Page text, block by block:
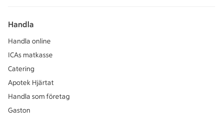
Handla
Handla online
ICAs matkasse
Catering
Apotek Hjärtat
Handla som företag
Gaston